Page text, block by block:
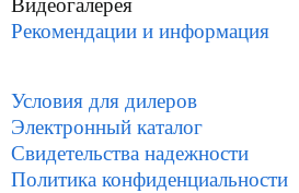
Видеогалерея
Рекомендации и информация
Условия для дилеров
Электронный каталог
Свидетельства надежности
Политика конфиденциальности